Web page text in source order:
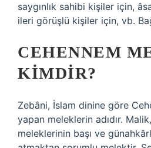
saygınlık sahibi kişiler için,
ileri görüşlü kişiler için, vb.
CEHENNEM
KIMDIR?
Zebâni, İslam dinine göre
yapan meleklerin adıdır.
meleklerinin başı ve